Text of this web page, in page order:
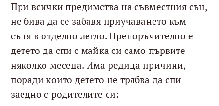
При всички предимства на съвместния сън,
не бива да се забавя приучаването към
съня в отделно легло. Препоръчително е
детето да спи с майка си само първите
няколко месеца. Има редица причини,
поради които детето не трябва да спи
заедно с родителите си: